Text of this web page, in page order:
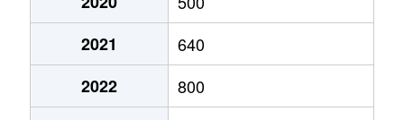
境川町小山
50万円
御坂町栗合
450万円
御坂町国衙
570万円
2021
640
2022
800